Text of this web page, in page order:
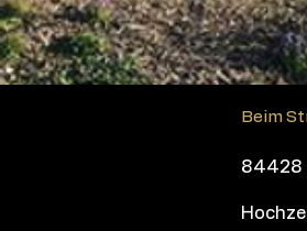
Beim
84428